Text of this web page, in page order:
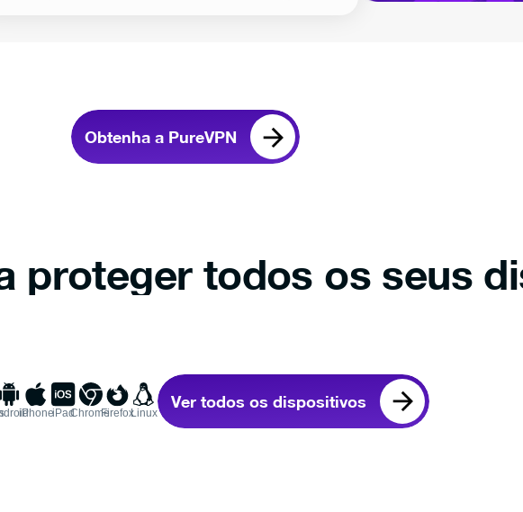
Obtenha a PureVPN
proteger todos os seus
iPhoneiPadChromeFirefoxLinux
Ver todos os dispositivos